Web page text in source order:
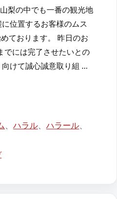
梨の中でも一番の観光地
位置するお客様のムス
ております。 昨日のお
でには完了させたいとの
けて誠心誠意取り組 …
、ハラル、ハラール、